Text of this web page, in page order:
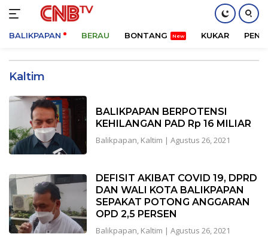
konten
BALIKPAPAN BERAU BONTANG KUKAR
Kaltim
BALIKPAPAN BERPOTENSI
KEHILANGAN PAD Rp 16 MILIAR
Balikpapan, Kaltim | Agustus 26, 2021
DEFISIT AKIBAT COVID 19, DPRD
DAN WALI KOTA BALIKPAPAN
SEPAKAT POTONG ANGGARAN
OPD 2,5 PERSEN
Balikpapan, Kaltim | Agustus 26, 2021